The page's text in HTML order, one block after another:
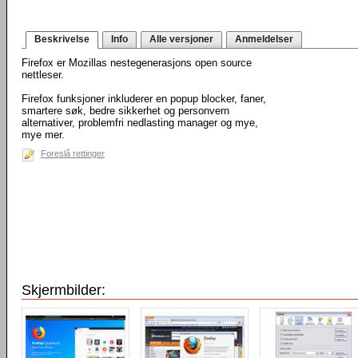
Beskrivelse Info Alle versjoner Anmeldelser
Firefox er Mozillas nestegenerasjons open source
nettleser.
Firefox funksjoner inkluderer en popup blocker, faner,
smartere søk, bedre sikkerhet og personvern
alternativer, problemfri nedlasting manager og mye,
mye mer.
Foreslå rettinger
Skjermbilder: